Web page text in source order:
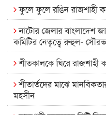
ফুলে ফুলে রঙিন রাজশাহী
নাটোর জেলার বাংলাদেশ
কমিটির নেতৃত্বে রুহুল- সৌরভ
শীতকালকে ঘিরে রাজশাহী
শীতার্তদের মাঝে
মহসীন